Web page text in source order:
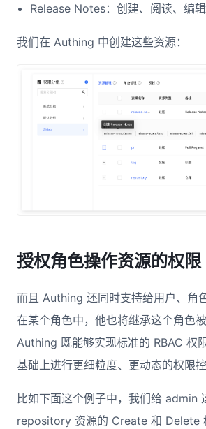
Release Notes：创建、阅读、编辑
我们在 Authing 中创建这些资源：
授权角色操作资源的权限
而且 Authing 还同时支持给用户、角
在某个角色中，他也将继承这个角色
Authing 既能够实现标准的 RBAC 权
基础上进行更细粒度、更动态的权限控
比如下面这个例子中，我们给 admin
repository 资源的 Create 和 Delete